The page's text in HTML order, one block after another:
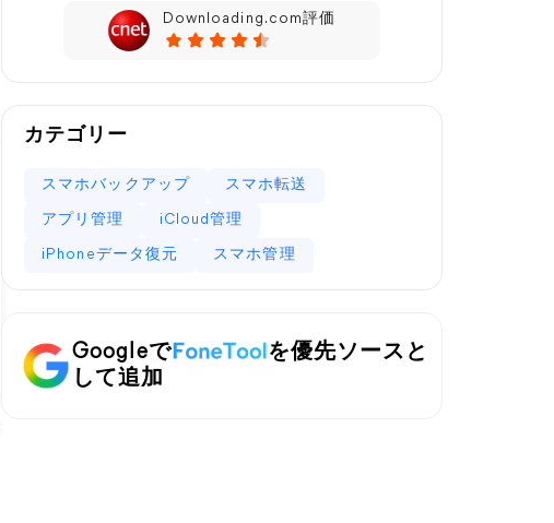
Downloading.com評価
カテゴリー
スマホバックアップ スマホ転送
アプリ管理 iCloud管理
iPhoneデータ復元 スマホ管理
Googleで
を優先ソースと
して追加